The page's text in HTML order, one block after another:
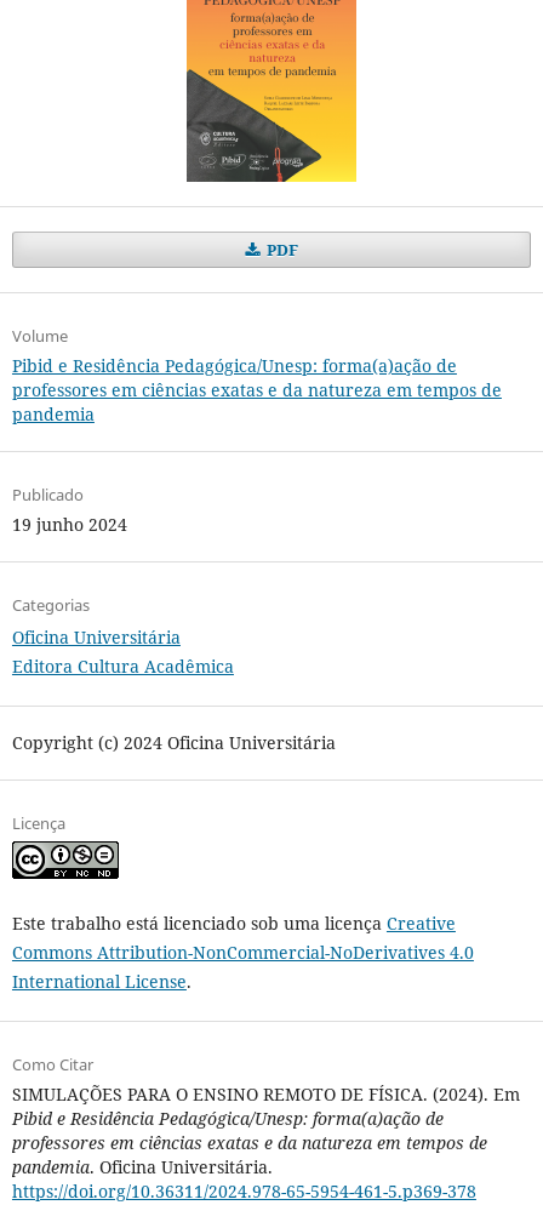
PDF
Volume
Pibid e Residência Pedagógica/Unesp: forma(a)ação de
professores em ciências exatas e da natureza em tempos de
pandemia
Publicado
19 junho 2024
Categorias
Oficina Universitária
Editora Cultura Acadêmica
Copyright (c) 2024 Oficina Universitária
Licença
Este trabalho está licenciado sob uma licença Creative
Commons Attribution-NonCommercial-NoDerivatives 4.0
International License.
Como Citar
SIMULAÇÕES PARA O ENSINO REMOTO DE FÍSICA. (2024). Em
Pibid e Residência Pedagógica/Unesp: forma(a)ação de
professores em ciências exatas e da natureza em tempos de
pandemia. Oficina Universitária.
https://doi.org/10.36311/2024.978-65-5954-461-5.p369-378